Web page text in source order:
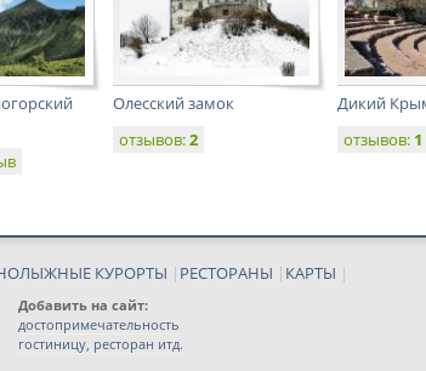
Олесский замок
отзывов:2
Дикий
отзывов: 1
КУРОРТЫ | РЕСТОРАНЫ | КАРТЫ |
Добавить на сайт:
достопримечательность
гостиницу, ресторан итд.